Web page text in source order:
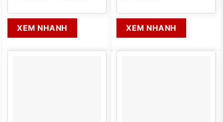
XEM NHANH XEM NHANH